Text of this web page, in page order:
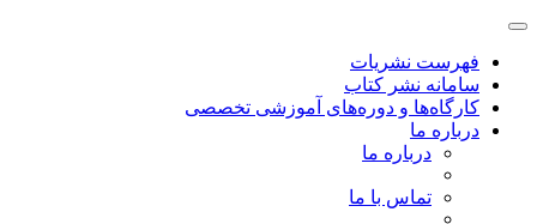
فهرست نشریات
سامانه نشر کتاب
کارگاه‌ها و دوره‌های آموزشی تخصصی
درباره ما
درباره ما
تماس با ما